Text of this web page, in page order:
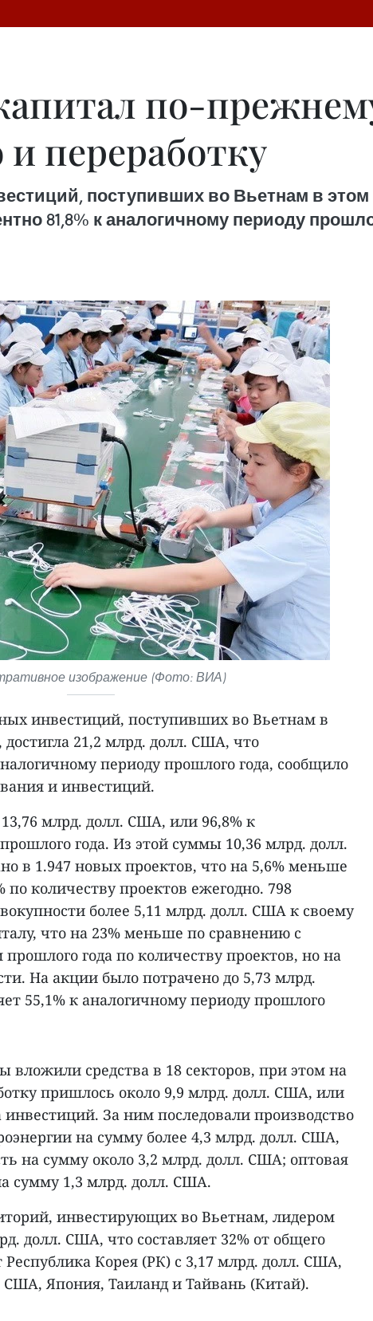
по-
переработку
поступивших во Вьетнам в этом
81,8% к аналогичному периоду
изображение (Фото: ВИА)
инвестиций, поступивших во Вьетнам в
достигла 21,2 млрд. долл. США, что
периоду прошлого года, сообщило
и инвестиций.
млрд. долл. США, или 96,8% к
года. Из этой суммы 10,36 млрд. долл.
в 1.947 новых проектов, что на 5,6% меньше
по количеству проектов ежегодно. 798
более 5,11 млрд. долл. США к своему
что на 23% меньше по сравнению с
года по количеству проектов, но на
На акции было потрачено до 5,73 млрд.
55,1% к аналогичному периоду прошлого
вложили средства в 18 секторов, при этом на
пришлось около 9,9 млрд. долл. США, или
инвестиций. За ним последовали производство
на сумму более 4,3 млрд. долл. США,
на сумму около 3,2 млрд. долл. США; оптовая
сумму 1,3 млрд. долл. США.
инвестирующих во Вьетнам, лидером
долл. США, что составляет 32% от общего
Корея (РК) с 3,17 млрд. долл. США,
США, Япония, Таиланд и Тайвань (Китай).